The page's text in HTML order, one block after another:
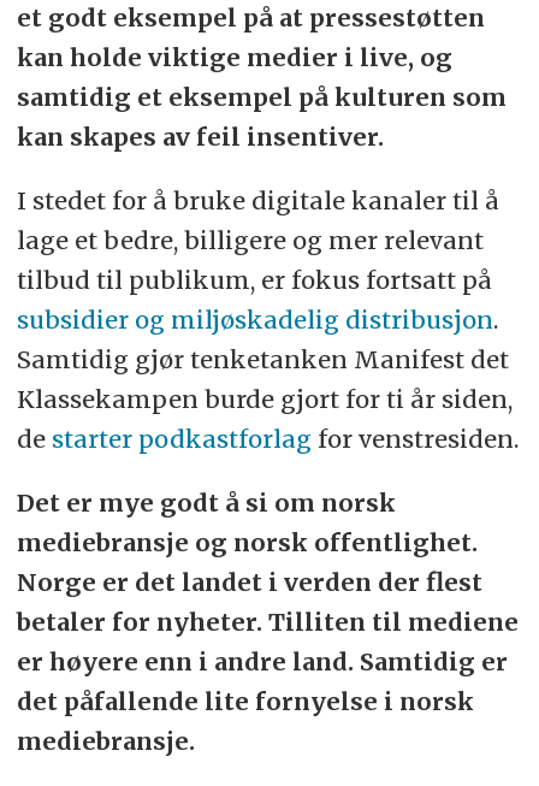
et godt eksempel på at pressestøtten
kan holde viktige medier i live, og
samtidig et eksempel på kulturen som
kan skapes av feil insentiver.
I stedet for å bruke digitale kanaler til å
lage et bedre, billigere og mer relevant
tilbud til publikum, er fokus fortsatt på
subsidier og miljøskadelig distribusjon.
Samtidig gjør tenketanken Manifest det
Klassekampen burde gjort for ti år siden,
destarter podkastforlag for venstresiden.
Det er mye godt å si om norsk
mediebransje og norsk offentlighet.
Norge er det landet i verden der flest
betaler for nyheter. Tilliten til mediene
er høyere enn i andre land. Samtidig er
det påfallende lite fornyelse i norsk
mediebransje.